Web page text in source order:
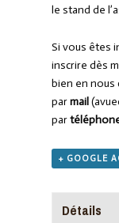
le stand de
Si vous êtes
inscrire dès
bien en nous
parmail
par
+ GOOGLE
Détails